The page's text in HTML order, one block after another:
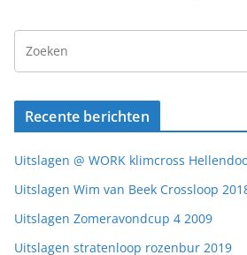
Recente berichten
Uitslagen @ WORK klimcross
Uitslagen Wim van Beek Crossloop
Uitslagen Zomeravondcup 4 2009
Uitslagen stratenloop rozenbur 2019